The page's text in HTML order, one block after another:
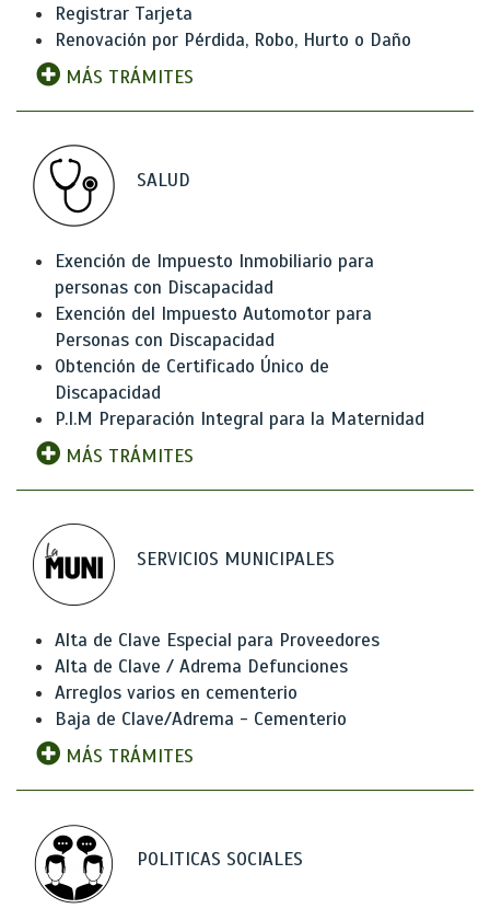
Registrar Tarjeta
Renovación por Pérdida, Robo, Hurto o Daño
MÁS TRÁMITES
SALUD
Exención de Impuesto Inmobiliario para
personas con Discapacidad
Exención del Impuesto Automotor para
Personas con Discapacidad
Obtención de Certificado Único de
Discapacidad
P.I.M Preparación Integral para la Maternidad
MÁS TRÁMITES
SERVICIOS MUNICIPALES
Alta de Clave Especial para Proveedores
Alta de Clave / Adrema Defunciones
Arreglos varios en cementerio
Baja de Clave/Adrema - Cementerio
MÁS TRÁMITES
POLITICAS SOCIALES